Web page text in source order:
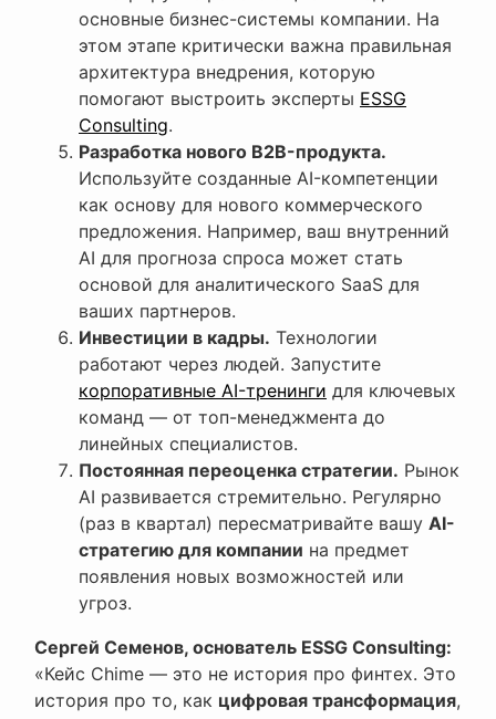
основные бизнес-системы компании. На
этом этапе критически важна правильная
архитектура внедрения, которую
помогают выстроить эксперты ESSG
Consulting.
Разработка нового B2B-продукта.
Используйте созданные AI-компетенции
как основу для нового коммерческого
предложения. Например, ваш внутренний
AI для прогноза спроса может стать
основой для аналитического SaaS для
ваших партнеров.
Инвестиции в кадры. Технологии
работают через людей. Запустите
корпоративные AI-тренинги для ключевых
команд — от топ-менеджмента до
линейных специалистов.
Постоянная переоценка стратегии. Рынок
AI развивается стремительно. Регулярно
(раз в квартал) пересматривайте вашу AI-
стратегию для компании на предмет
появления новых возможностей или
угроз.
Сергей Семенов, основатель ESSG Consulting:
«Кейс Chime — это не история про финтех. Это
история про то, как цифровая трансформация,